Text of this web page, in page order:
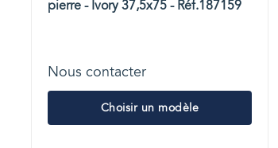
pierre - Ivory 37,5x75 - Réf.187159
Nous contacter
Choisir un modèle